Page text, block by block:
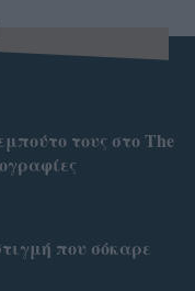
τους στο The
που σόκαρε